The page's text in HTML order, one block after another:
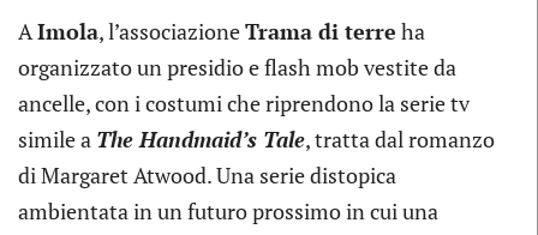
AImola, l’associazioneTrama di terre ha
organizzato un presidio e flash mob vestite da
ancelle, con i costumi che riprendono la serie tv
simile a The Handmaid’s Tale, tratta dal romanzo
di Margaret Atwood. Una serie distopica
ambientata in un futuro prossimo in cui una